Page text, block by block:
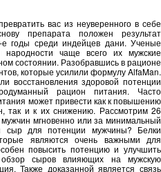
вас из неуверенного в себе
препарата положен результат
годы среди индейцев дани. Ученые
чаще всего их мужские
состоянии. Разобравшись в рационе
которые усилили формулу AlfaMan.
восстановления здоровой потенции
рацион питания. Часто
может привести как к повышению
так и к их снижению. Рассмотрим 26
мгновенно или за минимальный
сыр для потенции мужчины? Белки
являются очень важными для
повысить потенцию и улучшить
сыров влияющих на мужскую
Также доказанной является связь